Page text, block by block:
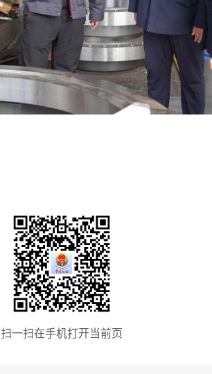
扫一扫在手机打开当前页